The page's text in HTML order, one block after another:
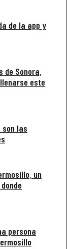
de la app y
de Sonora,
este
son las
un
persona